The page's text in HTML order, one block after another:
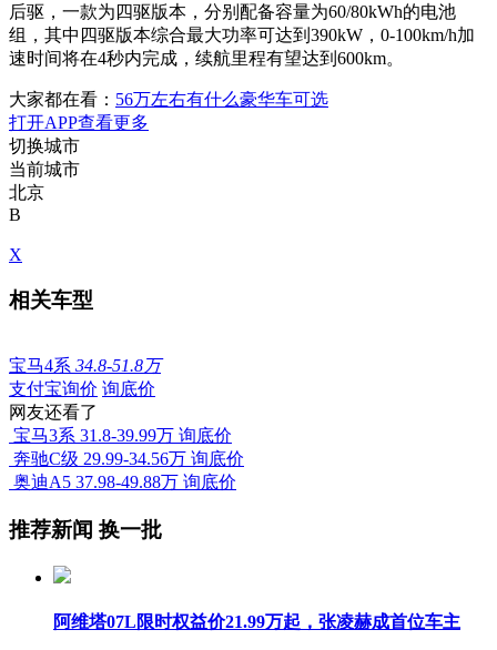
后驱，一款为四驱版本，分别配备容量为60/80kWh的电池
组，其中四驱版本综合最大功率可达到390kW，0-100km/h加
速时间将在4秒内完成，续航里程有望达到600km。
大家都在看： 56万左右有什么豪华车可选
打开APP查看更多
切换城市
当前城市
北京
B
X
相关车型
宝马4系 34.8-51.8万
支付宝询价 询底价
网友还看了
宝马3系 31.8-39.99万 询底价
奔驰C级 29.99-34.56万 询底价
奥迪A5 37.98-49.88万 询底价
推荐新闻 换一批
阿维塔07L限时权益价21.99万起，张凌赫成首位车主